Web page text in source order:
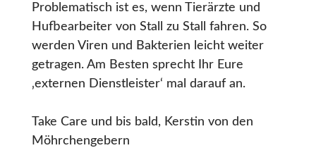
Problematisch ist es, wenn Tierärzte und
Hufbearbeiter von Stall zu Stall fahren. So
werden Viren und Bakterien leicht weiter
getragen. Am Besten sprecht Ihr Eure
‚externen Dienstleister‘ mal darauf an.
Take Care und bis bald, Kerstin von den
Möhrchengebern